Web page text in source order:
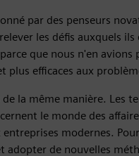
par des penseurs
les défis auxquels
que nous n'en avions
plus efficaces aux
la même manière. Les
le monde des
modernes.
adopter de nouvelles